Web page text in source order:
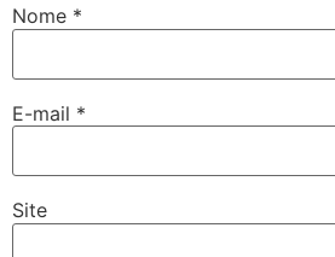
Nome *
E-mail *
Site